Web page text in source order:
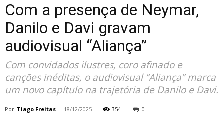
Com a presença de Neymar,
Danilo e Davi gravam
audiovisual “Aliança”
Com convidados ilustres, coro afinado e
canções inéditas, o audiovisual “Aliança” marca
um novo capítulo na trajetória de Danilo e Davi.
Por Tiago Freitas - 18/12/2025 354 0